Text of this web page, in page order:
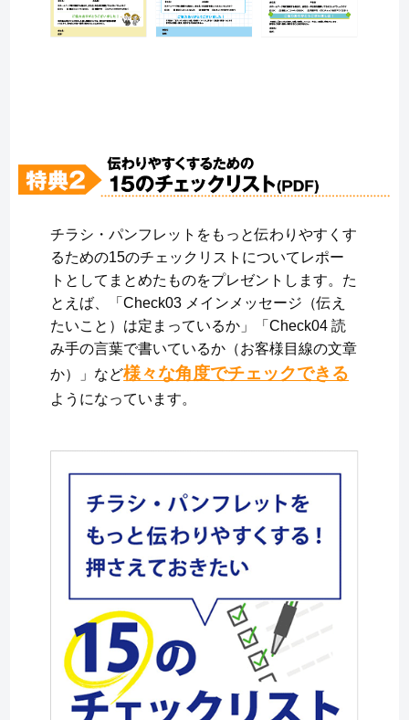
チラシ・パンフレットをもっと伝わりやすくす
るための15のチェックリストについてレポー
トとしてまとめたものをプレゼントします。た
とえば、「Check03 メインメッセージ（伝え
たいこと）は定まっているか」「Check04 読
み手の言葉で書いているか（お客様目線の文章
か）」など様々な角度でチェックできる
ようになっています。